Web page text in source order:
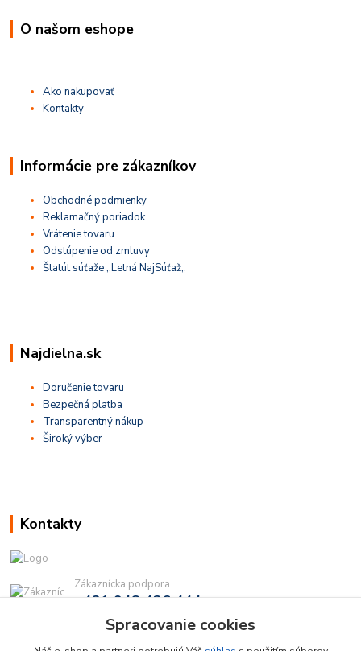
O našom eshope
Ako nakupovať
Kontakty
Informácie pre zákazníkov
Obchodné podmienky
Reklamačný poriadok
Vrátenie tovaru
Odstúpenie od zmluvy
Štatút súťaže ,,Letná NajSúťaž,,
Najdielna.sk
Doručenie tovaru
Bezpečná platba
Transparentný nákup
Široký výber
Kontakty
Zákaznícka podpora
+421 948 436 444
(Po-Pia, 9-16 hod.)
info@najdielna.sk
Spracovanie cookies